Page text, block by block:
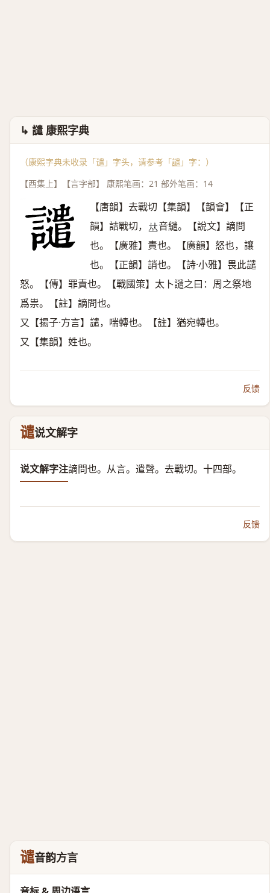
↳ 譴 康熙字典
（康熙字典未收录「谴」字头，请参考「譴 」字：）
【酉集上】【言字部】 康熙笔画：21 部外笔画：14
【唐韻】去戰切【集韻】【韻會】【正
韻】詰戰切， 𠀤音繾。【說文】謫問
也。【廣雅】責也。【廣韻】怒也，讓
也。【正韻】誚也。【詩·小雅】畏此譴
怒。【傳】罪責也。【戰國策】太卜譴之曰：周之祭地
爲祟。【註】謫問也。
又【揚子·方言】譴，喘轉也。【註】猶宛轉也。
又【集韻】姓也。
反馈
谴说文解字
说文解字注謫問也。从言。遣聲。 去戰切。十四部。
反馈
谴音韵方言